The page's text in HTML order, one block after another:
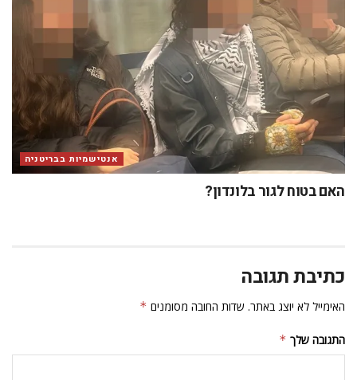
אנטישמיות בבריטניה
האם בטוח לגור בלונדון?
כתיבת תגובה
האימייל לא יוצג באתר. שדות החובה מסומנים *
התגובה שלך *